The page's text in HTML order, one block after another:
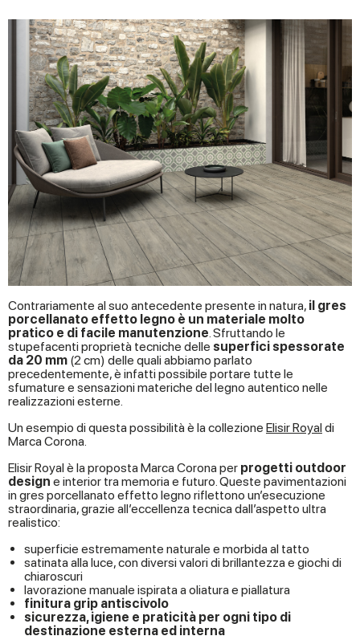
Contrariamente al suo antecedente presente in natura, il gres
porcellanato effetto legno è un materiale molto
pratico e di facile manutenzione. Sfruttando le
stupefacenti proprietà tecniche delle superfici spessorate
da 20 mm (2 cm) delle quali abbiamo parlato
precedentemente, è infatti possibile portare tutte le
sfumature e sensazioni materiche del legno autentico nelle
realizzazioni esterne.
Un esempio di questa possibilità è la collezione Elisir Royaldi
Marca Corona.
Elisir Royal è la proposta Marca Corona per progetti outdoor
design e interior tra memoria e futuro. Queste pavimentazioni
in gres porcellanato effetto legno riflettono un’esecuzione
straordinaria, grazie all’eccellenza tecnica dall’aspetto ultra
realistico:
superficie estremamente naturale e morbida al tatto
satinata alla luce, con diversi valori di brillantezza e giochi di
chiaroscuri
lavorazione manuale ispirata a oliatura e piallatura
finitura grip antiscivolo
sicurezza, igiene e praticità per ogni tipo di
destinazione esterna ed interna